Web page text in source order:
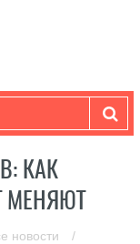
КАК
МЕНЯЮТ
новости /